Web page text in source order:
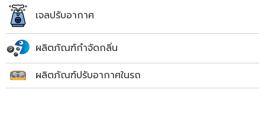
เจลปรับอากาศ
ผลิตภัณฑ์กำจัดกลิ่น
ผลิตภัณฑ์ปรับอากาศในรถ